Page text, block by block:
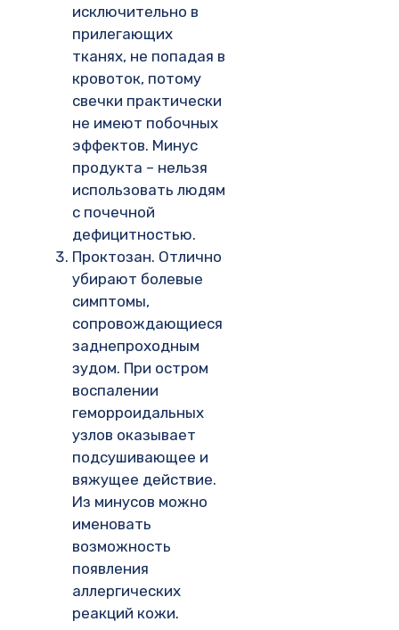
исключительно в
прилегающих
тканях, не попадая в
кровоток, потому
свечки практически
не имеют побочных
эффектов. Минус
продукта – нельзя
использовать людям
с почечной
дефицитностью.
Проктозан. Отлично
убирают болевые
симптомы,
сопровождающиеся
заднепроходным
зудом. При остром
воспалении
геморроидальных
узлов оказывает
подсушивающее и
вяжущее действие.
Из минусов можно
именовать
возможность
появления
аллергических
реакций кожи.